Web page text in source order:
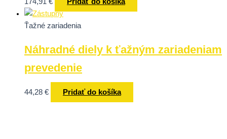
Ťažné zariadenia
Náhradné diely k ťažným zariadeniam
prevedenie
44,28 € Pridať do košíka